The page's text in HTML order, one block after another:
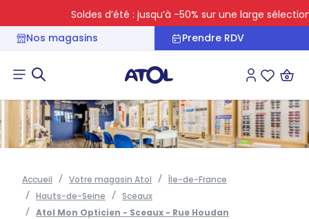
Soldes d’été : jusqu’à -50% sur une large sélection
Nos magasins
Prendre RDV
Connexion
Accueil Votre magasin Atol
Île-de-France
Hauts-de-Seine
Sceaux
Atol Mon Opticien - Sceaux - Rue Houdan